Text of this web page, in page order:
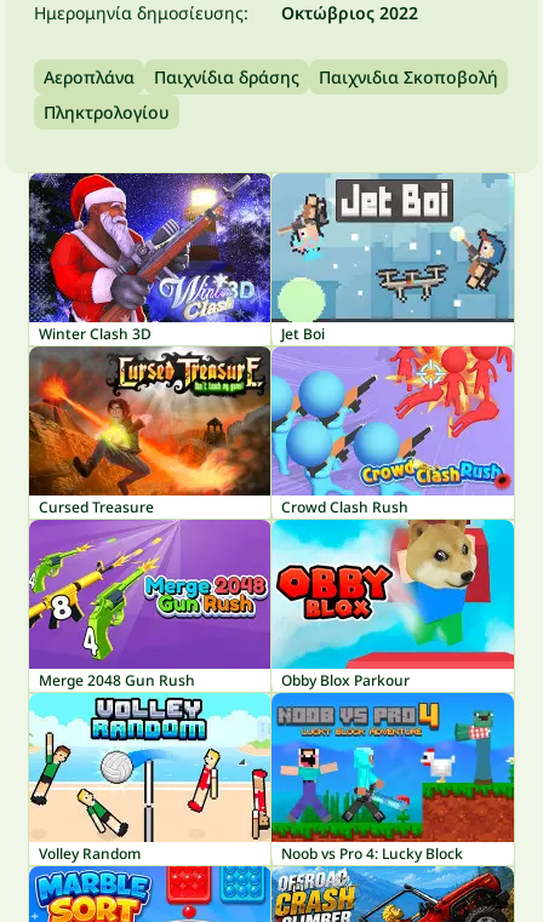
Ημερομηνία δημοσίευσης:
Οκτώβριος 2022
Αεροπλάνα Παιχνίδια δράσης
Παιχνιδια Σκοποβολή
Πληκτρολογίου
Winter Clash 3D Jet Boi
Cursed Treasure Crowd Clash Rush
Merge 2048 Gun Rush Obby Blox Parkour
Volley Random Noob vs Pro 4: Lucky Block